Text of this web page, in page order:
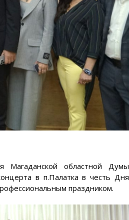
областной Думы
в п.Палатка в честь Дня
праздником.